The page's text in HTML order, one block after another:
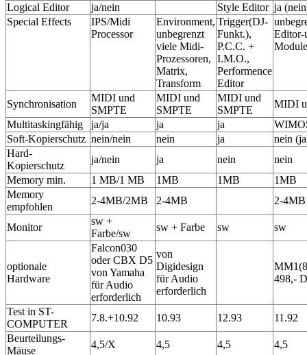
Logical Editor
ja/nein Style Editor ja
Special Effects
IPS/Midi
Processor
Environment,
unbegrenzt
viele Midi-
Prozessoren,
Matrix,
Transform
Trigger(DJ-
Funkt.),
P.C.C. +
I.M.O.,
Performence
Editor
Editor-
Synchronisation
MIDI und
SMPTE
MIDI und
SMPTE
MIDI und
SMPTE
MIDI
Multitaskingfähig
ja/ja ja ja
Soft-Kopierschutz nein/nein nein ja
nein
Hard-
Kopierschutz
ja/nein ja nein
nein
Memory min.
1 MB/1 MB 1MB 1MB
1MB
Memory
empfohlen
2-4MB/2MB 2-4MB 2-4MB
Monitor
sw +
Farbe/sw
sw + Farbe sw sw
optionale
Hardware
Falcon030
oder CBX D5
von Yamaha
für Audio
erforderlich
von
Digidesign
für Audio
erforderlich
498,-
Test in ST-
COMPUTER
7.8.+10.92 10.93 12.93
11.92
Beurteilungs-
Mäuse
4,5/X 4,5 4,5 4,5